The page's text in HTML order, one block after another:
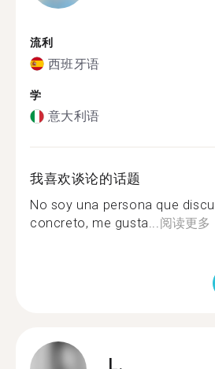
流利
西班牙语
学
意大利语
我喜欢谈论的话题
No soy una persona que
concreto, me gusta...阅读更多
L.